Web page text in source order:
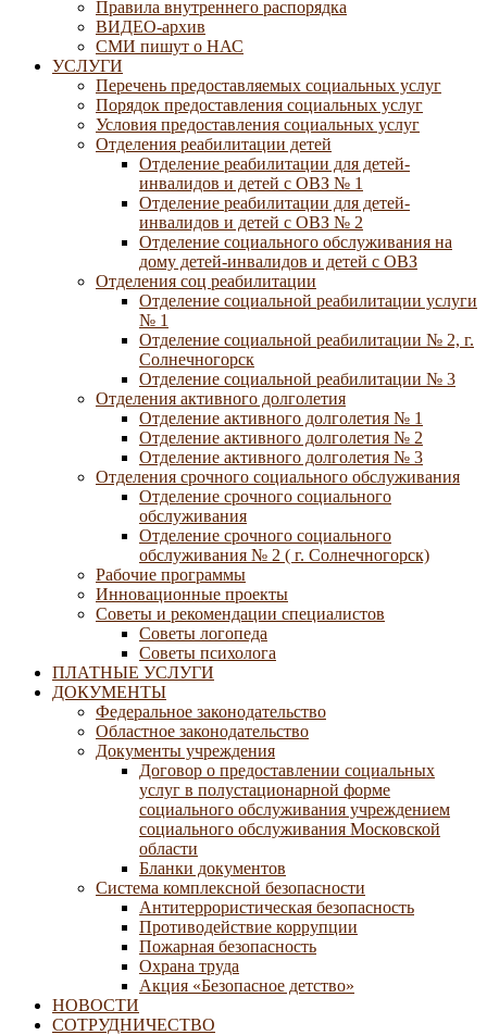
Правила внутреннего распорядка
ВИДЕО-архив
СМИ пишут о НАС
УСЛУГИ
Перечень предоставляемых социальных услуг
Порядок предоставления социальных услуг
Условия предоставления социальных услуг
Отделения реабилитации детей
Отделение реабилитации для детей-
инвалидов и детей с ОВЗ № 1
Отделение реабилитации для детей-
инвалидов и детей с ОВЗ № 2
Отделение социального обслуживания на
дому детей-инвалидов и детей с ОВЗ
Отделения соц реабилитации
Отделение социальной реабилитации услуги
№ 1
Отделение социальной реабилитации № 2, г.
Солнечногорск
Отделение социальной реабилитации № 3
Отделения активного долголетия
Отделение активного долголетия № 1
Отделение активного долголетия № 2
Отделение активного долголетия № 3
Отделения срочного социального обслуживания
Отделение срочного социального
обслуживания
Отделение срочного социального
обслуживания № 2 ( г. Солнечногорск)
Рабочие программы
Инновационные проекты
Советы и рекомендации специалистов
Советы логопеда
Советы психолога
ПЛАТНЫЕ УСЛУГИ
ДОКУМЕНТЫ
Федеральное законодательство
Областное законодательство
Документы учреждения
Договор о предоставлении социальных
услуг в полустационарной форме
социального обслуживания учреждением
социального обслуживания Московской
области
Бланки документов
Система комплексной безопасности
Антитеррористическая безопасность
Противодействие коррупции
Пожарная безопасность
Охрана труда
Акция «Безопасное детство»
НОВОСТИ
СОТРУДНИЧЕСТВО